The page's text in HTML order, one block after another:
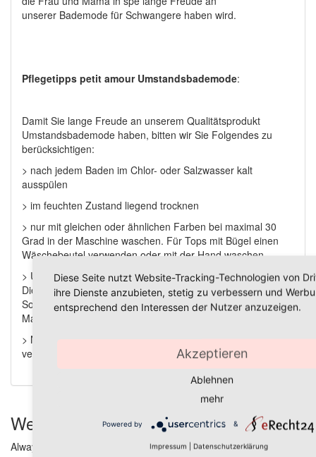
unserer Bademode für Schwangere haben wird.
Pflegetipps petit amour Umstandsbademode:
Damit Sie lange Freude an unserem Qualitätsprodukt
Umstandsbademode haben, bitten wir Sie Folgendes zu
berücksichtigen:
> nach jedem Baden im Chlor- oder Salzwasser kalt
ausspülen
> im feuchten Zustand liegend trocknen
> nur mit gleichen oder ähnlichen Farben bei maximal 30
Grad in der Maschine waschen. Für Tops mit Bügel einen
Wäschebeutel verwenden oder mit der Hand waschen.
> Übermäßiges Eincremen unter der Bademode vermeiden.
Die Materialien bieten selbst ausreichend Sonnenschutz und
Sonnencreme verändert die Farbe und Konsistenz des
Materials der Umstandsbademode.
> Nicht im Trockner trocknen und kein Bleichmittel
verwenden
Weitere Produkte aus dieser Kategorie
Alway updated with new styles, new design and promotions
Diese Seite nutzt Website-Tracking-Technologien von
ihre Dienste anzubieten, stetig zu verbessern und
entsprechend den Interessen der Nutzer anzuzeigen.
Akzeptieren
Ablehnen
mehr
Powered by &
Impressum Datenschutzerklärung